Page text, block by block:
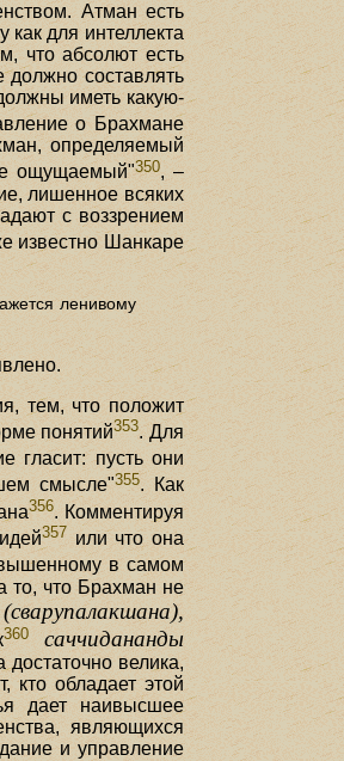
Атман есть
для интеллекта
что абсолют есть
составлять
иметь какую-
о Брахмане
определяемый
ощущаемый"350, –
лишенное всяких
с воззрением
известно Шанкаре
ленивому
тем, что положит
понятий353. Для
гласит: пусть они
смысле"355. Как
356. Комментируя
357 или что она
в самом
то, что Брахман не
(сварупалакшана),
360 саччидананды
велика,
кто обладает этой
дает наивысшее
являющихся
и управление